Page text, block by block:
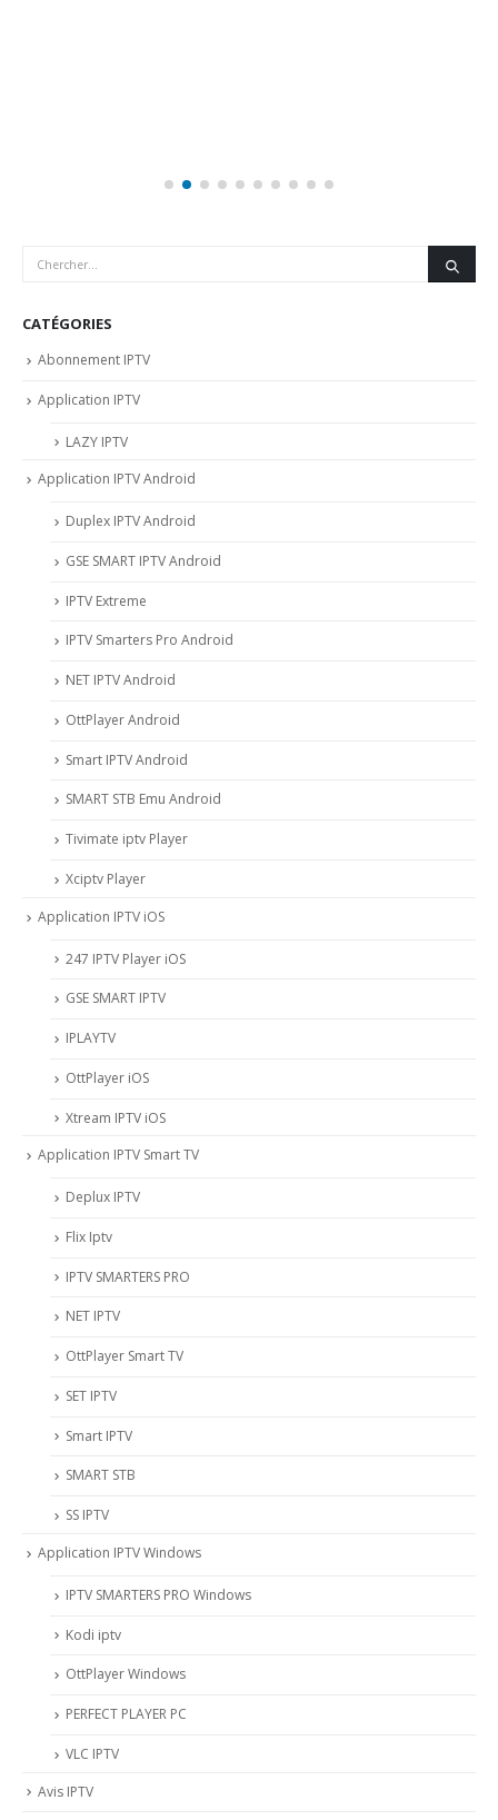
CATÉGORIES
Abonnement IPTV
Application IPTV
LAZY IPTV
Application IPTV Android
Duplex IPTV Android
GSE SMART IPTV Android
IPTV Extreme
IPTV Smarters Pro Android
NET IPTV Android
OttPlayer Android
Smart IPTV Android
SMART STB Emu Android
Tivimate iptv Player
Xciptv Player
Application IPTV iOS
247 IPTV Player iOS
‎GSE SMART IPTV
IPLAYTV
OttPlayer iOS
Xtream IPTV iOS
Application IPTV Smart TV
Deplux IPTV
Flix Iptv
IPTV SMARTERS PRO
NET IPTV
OttPlayer Smart TV
SET IPTV
Smart IPTV
SMART STB
SS IPTV
Application IPTV Windows
IPTV SMARTERS PRO Windows
Kodi iptv
OttPlayer Windows
PERFECT PLAYER PC
VLC IPTV
Avis IPTV